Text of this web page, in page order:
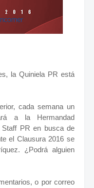
la Quiniela PR está
cada semana un
a la Hermandad
PR en busca de
el Clausura 2016 se
¿Podrá alguien
o por correo